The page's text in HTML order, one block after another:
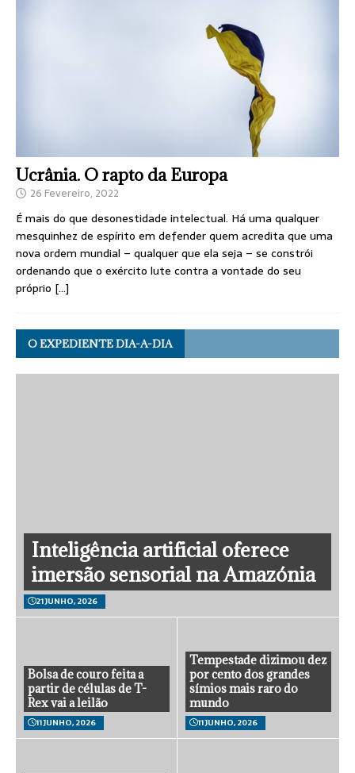
Ucrânia. O rapto da Europa
26 Fevereiro, 2022
É mais do que desonestidade intelectual. Há uma qualquer
mesquinhez de espírito em defender quem acredita que uma
nova ordem mundial – qualquer que ela seja – se constrói
ordenando que o exército lute contra a vontade do seu
próprio […]
O EXPEDIENTE DIA-A-DIA
Inteligência artificial oferece
imersão sensorial na Amazónia
21 JUNHO, 2026
Bolsa de couro feita a
partir de células de T-
Rex vai a leilão
11 JUNHO, 2026
Tempestade dizimou dez
por cento dos grandes
símios mais raro do
mundo
11 JUNHO, 2026